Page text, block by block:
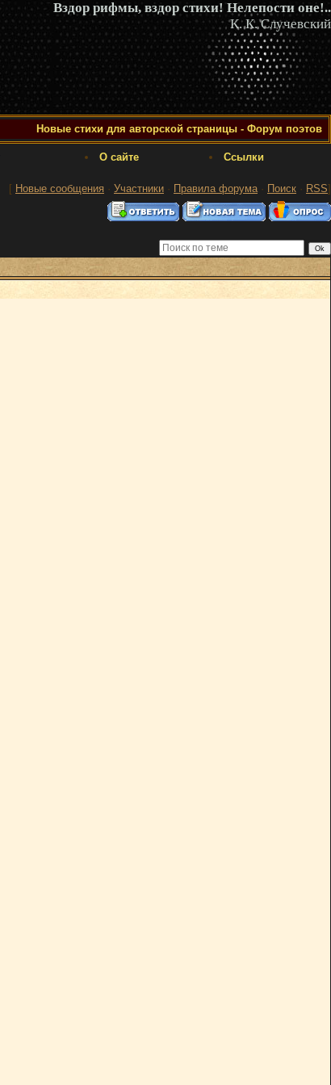
Вздор рифмы, вздор стихи! Нелепости оне!..
К. К. Случевский
Новые стихи для авторской страницы - Форум поэтов
О сайте Ссылки
[ Новые сообщения · Участники · Правила форума· Поиск · RSS]